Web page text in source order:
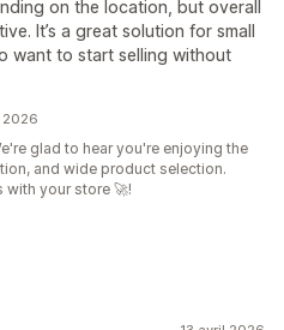
on the location, but overall
It’s a great solution for small
want to start selling without
2026
glad to hear you're enjoying the
and wide product selection.
your store 🚀!